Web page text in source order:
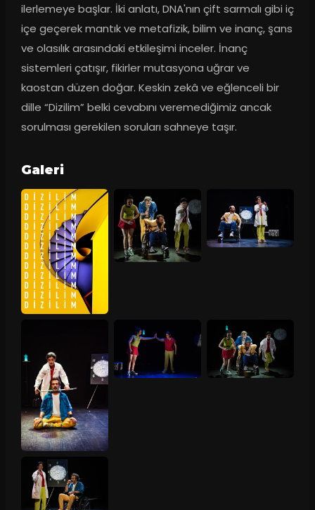
ilerlemeye başlar. İki anlatı, DNA'nın çift sarmalı gibi iç
içe geçerek mantık ve metafizik, bilim ve inanç, şans
ve olasılık arasındaki etkileşimi inceler. İnanç
sistemleri çatışır, fikirler mutasyona uğrar ve
kaostan düzen doğar. Keskin zekâ ve eğlenceli bir
dille “Dizilim” belki cevabını veremediğimiz ancak
sorulması gerekilen soruları sahneye taşır.
Galeri